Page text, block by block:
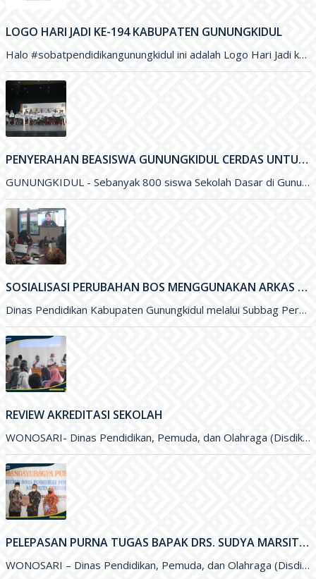
LOGO HARI JADI KE-194 KABUPATEN GUNUNGKIDUL
Halo #sobatpendidikangunungkidul ini adalah Logo Hari Jadi ke-194 Kabupaten Gunungkidul yang merupakan karya Saudara Blasius Yudhatama dengan mengusung tema
PENYERAHAN BEASISWA GUNUNGKIDUL CERDAS UNTUK PENINGKATAN KUALITAS PENDIDIKAN DI KABUPATEN GUNUNGKIDUL
GUNUNGKIDUL - Sebanyak 800 siswa Sekolah Dasar di Gunungkidul menerima Beasiswa Gunungkidul Cerdas dengan besaran per tahun sejumlah Rp. 500 ribu
SOSIALISASI PERUBAHAN BOS MENGGUNAKAN ARKAS TAHUN 2022 MELALUI ZOOM MEETING
Dinas Pendidikan Kabupaten Gunungkidul melalui Subbag Perencanaan melakukan Sosialisasi Perubahan Anggaran Dana BOS menggunakan ARKAS Tahun 2022 melalui media Zoom
REVIEW AKREDITASI SEKOLAH
WONOSARI- Dinas Pendidikan, Pemuda, dan Olahraga (Disdikpora) Kabupaten Gunungkidul melalui Bidang Sekolah Menegah Pertama menyelenggarakan Review Akreditasi Sekolah. Kegiatan yang
PELEPASAN PURNA TUGAS BAPAK DRS. SUDYA MARSITA, M.M. SELAKU SEKRETARIS DISDIKPORA KABUPATEN GUNUNGKIDUL
WONOSARI – Dinas Pendidikan, Pemuda, dan Olahraga (Disdikpora) Kabupaten Gunungkidul menyelenggarakan kegiatan Pelepasan Purna Tugas Bapak Drs. Sudya Marsita, M.M